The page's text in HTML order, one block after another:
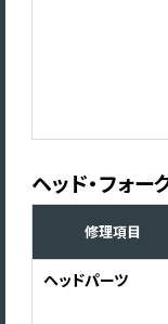
ヘッド・フォー
修理項目
ヘッドパーツ